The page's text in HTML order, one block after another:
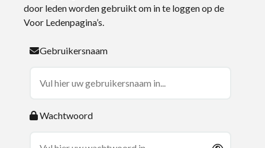
door leden worden gebruikt om in te loggen op de
Voor Ledenpagina’s.
Gebruikersnaam
Wachtwoord